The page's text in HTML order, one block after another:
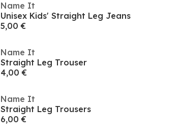
Name It
Unisex Kids' Straight Leg Jeans
5,00 €
Name It
Straight Leg Trouser
4,00 €
Name It
Straight Leg Trousers
6,00 €